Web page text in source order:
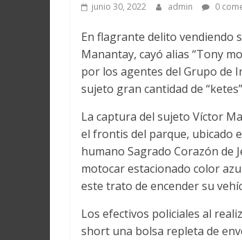
junio 30, 2022 admin 0
En flagrante delito vendiendo
Manantay, cayó alias “Tony
por los agentes del Grupo de
sujeto gran cantidad de
La captura del sujeto Víctor
el frontis del parque, ubicado
humano Sagrado Corazón de
motocar estacionado color
este trato de encender su
Los efectivos policiales al
short una bolsa repleta de